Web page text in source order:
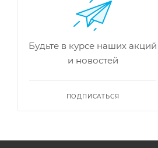
Будьте в курсе наших акций
и новостей
ПОДПИСАТЬСЯ